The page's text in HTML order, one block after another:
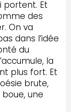
portent. Et
des
On va
dans l’idée
du
la
plus fort. Et
brute,
une